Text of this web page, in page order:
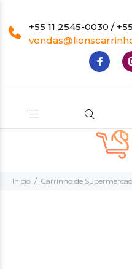
+55 11 2545-0030 /
Início Carrinho de